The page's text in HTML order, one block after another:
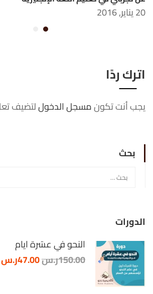
20 يناير, 2016
اترك ردًا
يجب أنت تكونمسجل الدخوللتضيف
بحث
الدورات
النحو في عشرة أيام
150.00ر.س